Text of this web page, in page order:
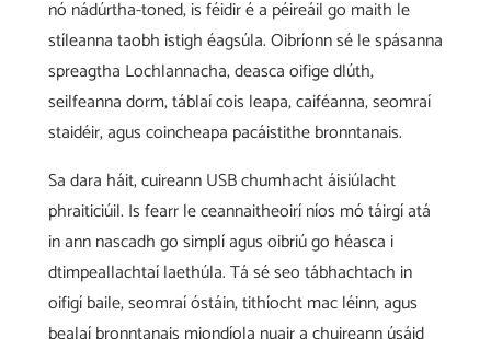
nó nádúrtha-toned, is féidir é a péireáil go maith le
stíleanna taobh istigh éagsúla. Oibríonn sé le spásanna
spreagtha Lochlannacha, deasca oifige dlúth,
seilfeanna dorm, táblaí cois leapa, caiféanna, seomraí
staidéir, agus coincheapa pacáistithe bronntanais.
Sa dara háit, cuireann USB chumhacht áisiúlacht
phraiticiúil. Is fearr le ceannaitheoirí níos mó táirgí atá
in ann nascadh go simplí agus oibriú go héasca i
dtimpeallachtaí laethúla. Tá sé seo tábhachtach in
oifigí baile, seomraí óstáin, tithíocht mac léinn, agus